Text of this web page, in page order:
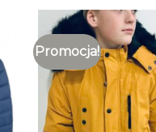
Promocja!